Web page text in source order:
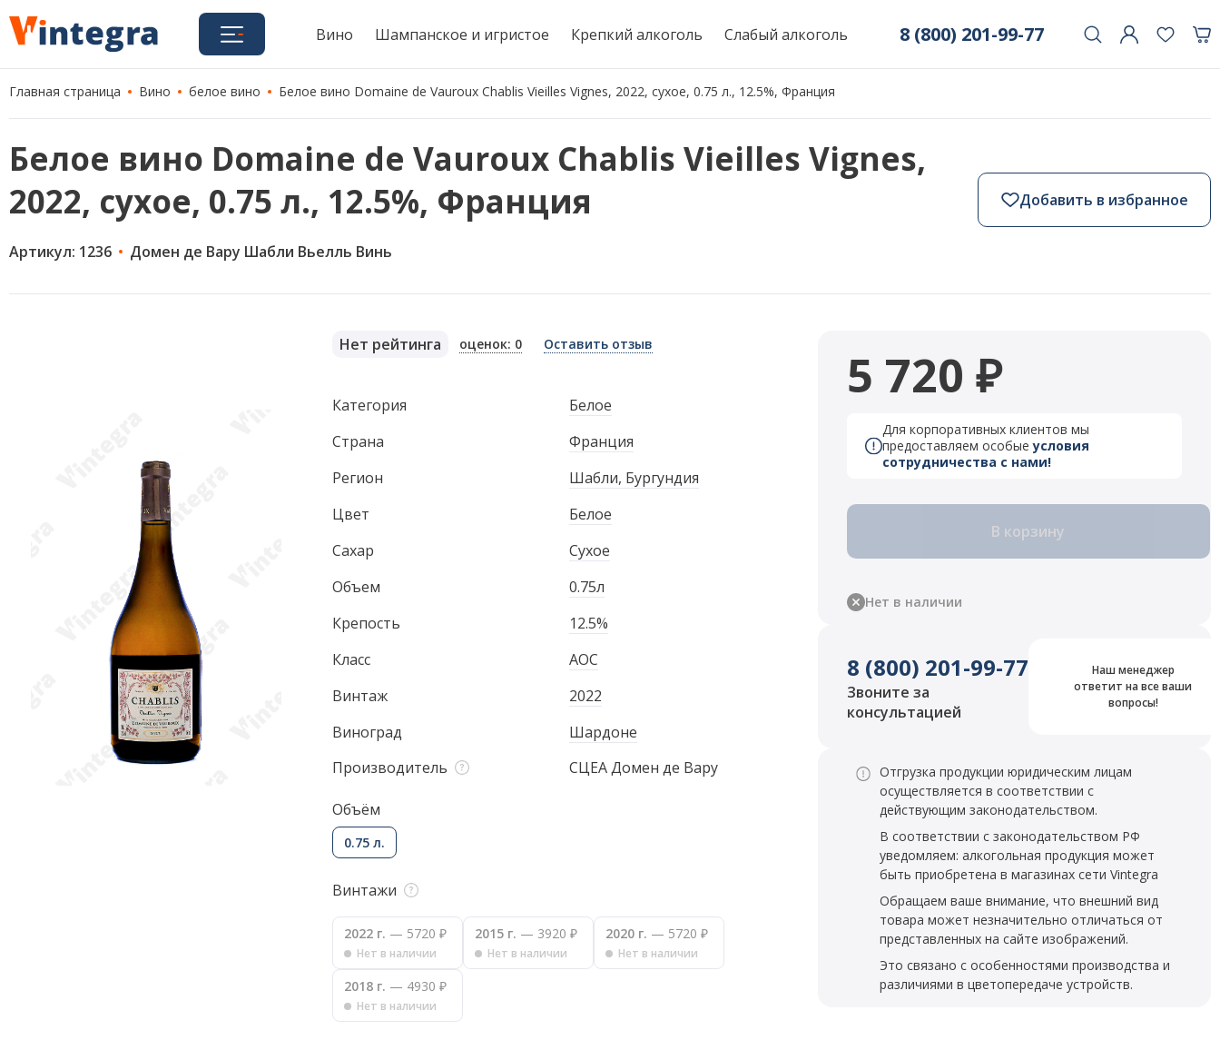
Вино Шампанское и игристое Крепкий алкоголь Слабый алкоголь 8 (800) 201-99-77
Главная страница Вино белое вино Белое вино Domaine de Vauroux Chablis Vieilles Vignes, 2022, сухое, 0.75 л., 12.5%, Франция
Белое вино Domaine de Vauroux Chablis Vieilles Vignes,
2022, сухое, 0.75 л., 12.5%, Франция
Артикул: 1236 Домен де Вару Шабли Вьелль Винь
Добавить в избранное
Нет рейтинга оценок: 0 Оставить отзыв
Категория
Белое
Страна
Франция
Регион
Шабли, Бургундия
Цвет
Белое
Сахар
Сухое
Объем
0.75л
Крепость
12.5%
Класс
AOC
Винтаж
2022
Виноград
Шардоне
Производитель
СЦЕА Домен де Вару
Объём
0.75 л.
Винтажи
2022 г. — 5720 ₽
Нет в наличии
2015 г. — 3920 ₽
Нет в наличии
2020 г. — 5720 ₽
Нет в наличии
2018 г. — 4930 ₽
Нет в наличии
5 720 ₽
Для корпоративных клиентов мы
предоставляем особыеусловия
сотрудничества с нами!
В корзину
Нет в наличии
8 (800) 201-99-77
Звоните за
консультацией
Наш менеджер
ответит на все ваши
вопросы!
Отгрузка продукции юридическим лицам
осуществляется в соответствии с
действующим законодательством.
В соответствии с законодательством РФ
уведомляем: алкогольная продукция может
быть приобретена в магазинах сети Vintegra
Обращаем ваше внимание, что внешний вид
товара может незначительно отличаться от
представленных на сайте изображений.
Это связано с особенностями производства и
различиями в цветопередаче устройств.